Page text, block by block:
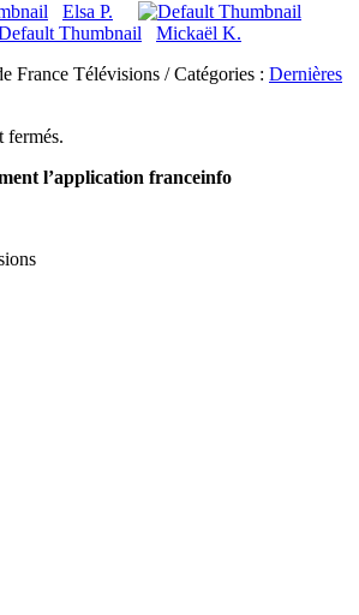
Elsa P.
Mickaël K.
France Télévisions / Catégories : Dernières
fermés.
l’application franceinfo